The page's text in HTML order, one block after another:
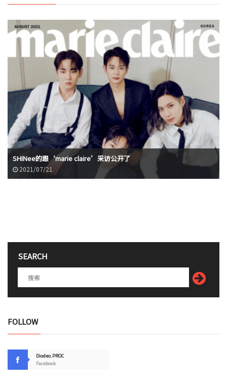
SHINee的跟‘marie claire’采访公开了
2021/07/21
SEARCH
FOLLOW
Diodeo.PROC
Facebook